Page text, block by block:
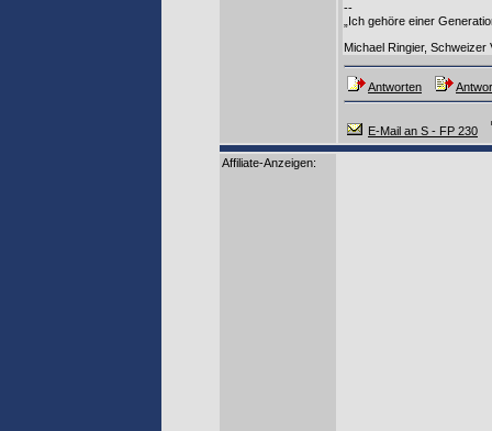
--
„Ich gehöre einer
Michael Ringier, Schweizer
Antworten
E-Mail an S - FP 230
Affiliate-Anzeigen: